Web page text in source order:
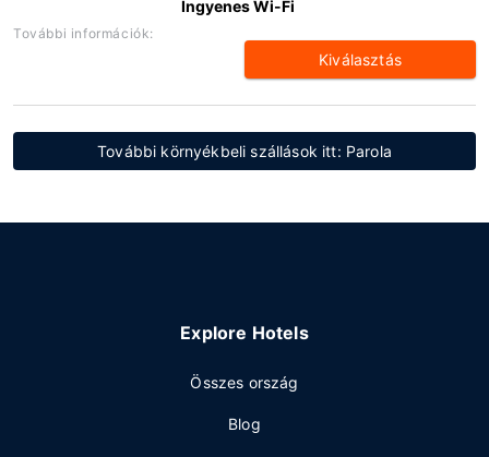
Ingyenes Wi-Fi
További információk:
Kiválasztás
További környékbeli szállások itt: Parola
Explore Hotels
Összes ország
Blog